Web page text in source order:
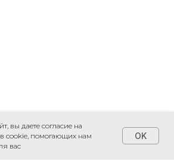
вы даете согласие на
cookie, помогающих нам
вас
OK